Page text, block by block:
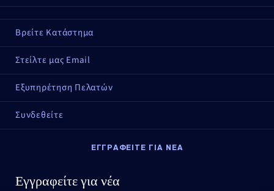
Βρείτε Κατάστημα
Στείλτε μας Email
Εξυπηρέτηση Πελατών
Συνδεθείτε
ΕΓΓΡΑΦΕΙΤΕ ΓΙΑ ΝΕΑ
Εγγραφείτε για νέα